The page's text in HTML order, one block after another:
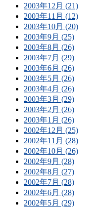
2003年12月 (21)
2003年11月 (12)
2003年10月 (20)
2003年9月 (25)
2003年8月 (26)
2003年7月 (29)
2003年6月 (26)
2003年5月 (26)
2003年4月 (26)
2003年3月 (29)
2003年2月 (26)
2003年1月 (26)
2002年12月 (25)
2002年11月 (28)
2002年10月 (26)
2002年9月 (28)
2002年8月 (27)
2002年7月 (28)
2002年6月 (28)
2002年5月 (29)